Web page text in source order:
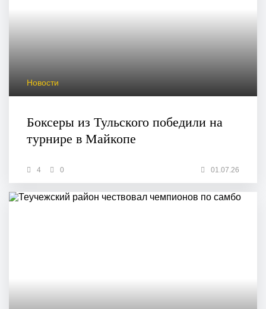
Новости
Боксеры из Тульского победили на
турнире в Майкопе
4 0 01.07.26